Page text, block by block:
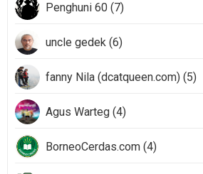
Penghuni 60 (7)
uncle gedek (6)
fanny Nila (dcatqueen.com) (5)
Agus Warteg (4)
BorneoCerdas.com (4)